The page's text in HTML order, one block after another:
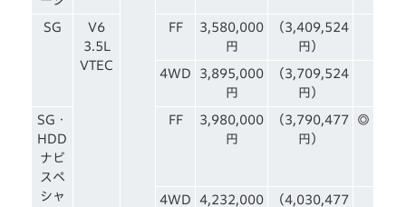
SG
V6
3.5L
VTEC
FF
3,580,000
円
（3,409,524
円）
4WD
3,895,000
円
（3,709,524
円）
SG・
HDD
ナビ
スペ
シャ
FF
3,980,000
円
（3,790,477
円）
◎
4WD
4,232,000
（4,030,477